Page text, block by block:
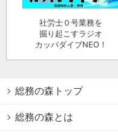
社労士０号業務を
掘り起こすラジオ
カッパダイブNEO！
総務の森トップ
総務の森とは